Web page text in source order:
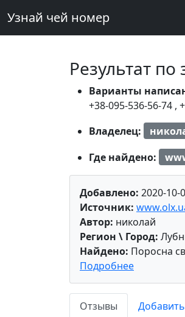
Узнай чей номер
Результат
Варианты
+38-095-536-56-74 ,
Владелец:
Где найдено:
Добавлено: 2020-10-
Источник:
Автор: николай
Регион \ Город:
Найдено: Поросна
Подробнее
Отзывы